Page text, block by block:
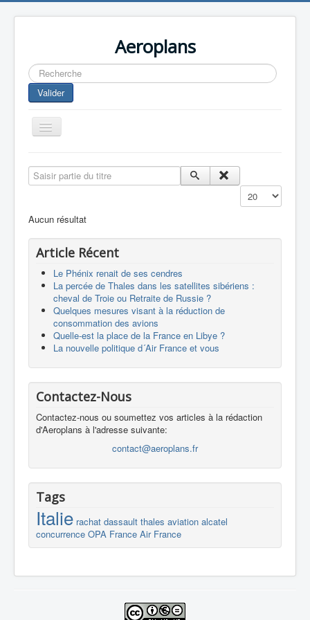
Aeroplans
Rechercher
Valider
Toggle
Navigation
Aviation Commerciale
Europespace
Drones
Saisir partie du titre
Affichage #
Aucun résultat
Article Récent
Le Phénix renait de ses cendres
La percée de Thales dans les satellites sibériens :
cheval de Troie ou Retraite de Russie ?
Quelques mesures visant à la réduction de
consommation des avions
Quelle-est la place de la France en Libye ?
La nouvelle politique d´Air France et vous
Contactez-Nous
Contactez-nous ou soumettez vos articles à la rédaction
d'Aeroplans à l'adresse suivante:
contact@aeroplans.fr
Tags
Italie rachat dassault thales aviation alcatel
concurrence OPA France Air France